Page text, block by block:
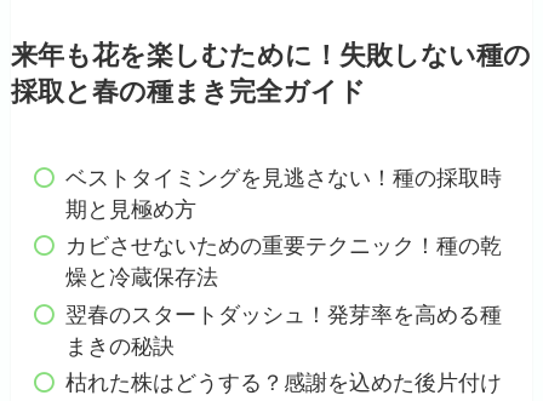
来年も花を楽しむために！失敗しない種の
採取と春の種まき完全ガイド
ベストタイミングを見逃さない！種の採取時
期と見極め方
カビさせないための重要テクニック！種の乾
燥と冷蔵保存法
翌春のスタートダッシュ！発芽率を高める種
まきの秘訣
枯れた株はどうする？感謝を込めた後片付け